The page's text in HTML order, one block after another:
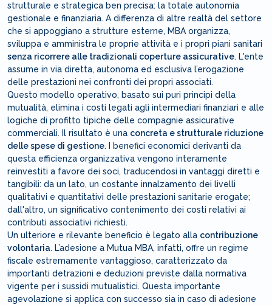
strutturale e strategica ben precisa: la totale autonomia
gestionale e finanziaria. A differenza di altre realtà del settore
che si appoggiano a strutture esterne, MBA organizza,
sviluppa e amministra le proprie attività e i propri piani sanitari
senza ricorrere alle tradizionali coperture assicurative. L'ente
assume in via diretta, autonoma ed esclusiva l’erogazione
delle prestazioni nei confronti dei propri associati.
Questo modello operativo, basato sui puri principi della
mutualità, elimina i costi legati agli intermediari finanziari e alle
logiche di profitto tipiche delle compagnie assicurative
commerciali. Il risultato è una concreta e strutturale riduzione
delle spese di gestione. I benefici economici derivanti da
questa efficienza organizzativa vengono interamente
reinvestiti a favore dei soci, traducendosi in vantaggi diretti e
tangibili: da un lato, un costante innalzamento dei livelli
qualitativi e quantitativi delle prestazioni sanitarie erogate;
dall'altro, un significativo contenimento dei costi relativi ai
contributi associativi richiesti.
Un ulteriore e rilevante beneficio è legato alla contribuzione
volontaria. L’adesione a Mutua MBA, infatti, offre un regime
fiscale estremamente vantaggioso, caratterizzato da
importanti detrazioni e deduzioni previste dalla normativa
vigente per i sussidi mutualistici. Questa importante
agevolazione si applica con successo sia in caso di adesione